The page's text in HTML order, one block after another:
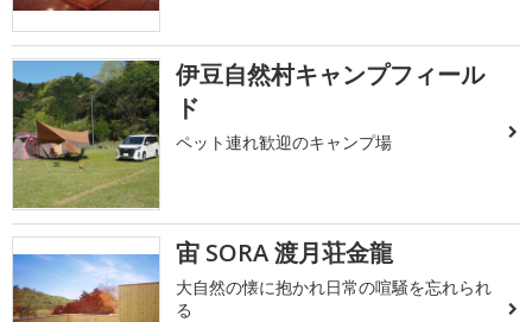
伊豆自然村キャンプフィール
ド
ペット連れ歓迎のキャンプ場
宙 SORA 渡月荘金龍
大自然の懐に抱かれ日常の喧騒を忘れられ
る